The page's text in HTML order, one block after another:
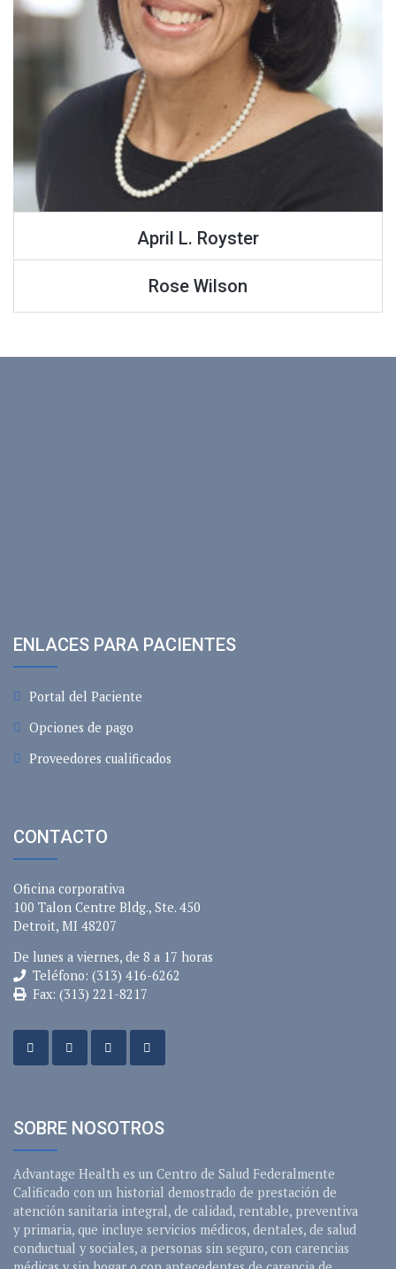
April L. Royster
Rose Wilson
ENLACES PARA PACIENTES
Portal del Paciente
Opciones de pago
Proveedores cualificados
CONTACTO
Oficina corporativa
100 Talon Centre Bldg., Ste. 450
Detroit, MI 48207
De lunes a viernes, de 8 a 17 horas
Teléfono: (313) 416-6262
Fax: (313) 221-8217
SOBRE NOSOTROS
Advantage Health es un Centro de Salud Federalmente
Calificado con un historial demostrado de prestación de
atención sanitaria integral, de calidad, rentable, preventiva
y primaria, que incluye servicios médicos, dentales, de salud
conductual y sociales, a personas sin seguro, con carencias